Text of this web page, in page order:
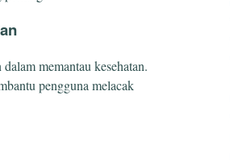
memantau kesehatan.
pengguna melacak